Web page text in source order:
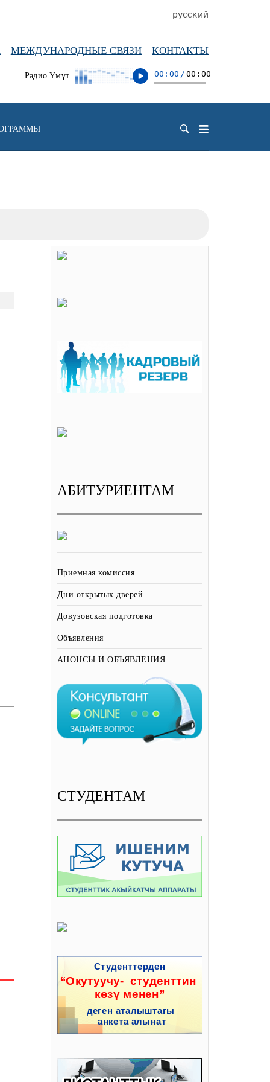
МЕЖДУНАРОДНЫЕ СВЯЗИ КОНТАКТЫ
Радио Үмүт 00:00 / 00:00
русский
АБИТУРИЕНТАМ
Приемная комиссия
Дни открытых дверей
Довузовская подготовка
Объявления
АНОНСЫ И ОБЪЯВЛЕНИЯ
СТУДЕНТАМ